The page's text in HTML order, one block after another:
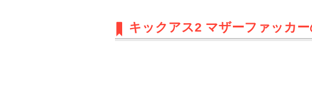
キックアス2 マザーファッカ